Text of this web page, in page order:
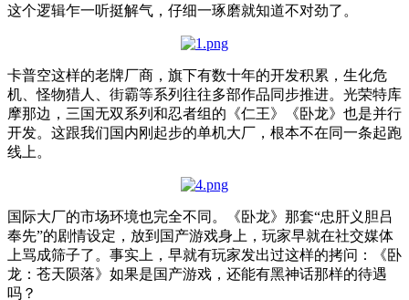
这个逻辑乍一听挺解气，仔细一琢磨就知道不对劲了。
卡普空这样的老牌厂商，旗下有数十年的开发积累，生化危
机、怪物猎人、街霸等系列往往多部作品同步推进。光荣特库
摩那边，三国无双系列和忍者组的《仁王》《卧龙》也是并行
开发。这跟我们国内刚起步的单机大厂，根本不在同一条起跑
线上。
国际大厂的市场环境也完全不同。《卧龙》那套“忠肝义胆吕
奉先”的剧情设定，放到国产游戏身上，玩家早就在社交媒体
上骂成筛子了。事实上，早就有玩家发出过这样的拷问：《卧
龙：苍天陨落》如果是国产游戏，还能有黑神话那样的待遇
吗？